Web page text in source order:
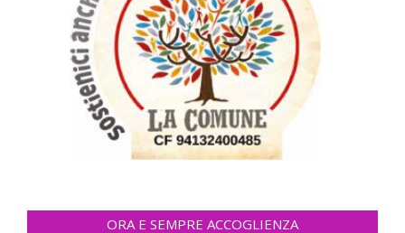
ORA E SEMPRE ACCOGLIENZA